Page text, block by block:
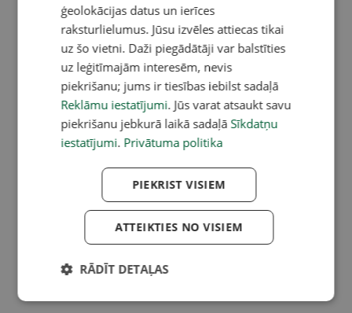
ģeolokācijas datus un ierīces
raksturlielumus. Jūsu izvēles attiecas tikai
uz šo vietni. Daži piegādātāji var balstīties
uz leģitīmajām interesēm, nevis
piekrišanu; jums ir tiesības iebilst sadaļā
Reklāmu iestatījumi. Jūs varat atsaukt savu
piekrišanu jebkurā laikā sadaļā Sīkdatņu
iestatījumi. Privātuma politika
PIEKRIST VISIEM
ATTEIKTIES NO VISIEM
RĀDĪT DETAĻAS